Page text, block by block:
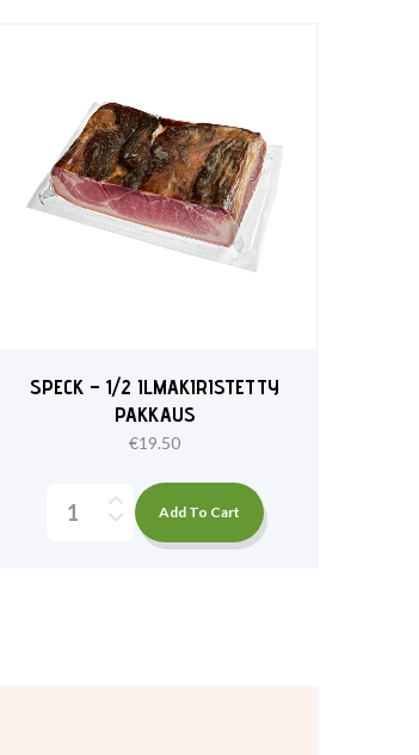
SPECK – 1/2 ILMAKIRISTETTY
PAKKAUS
€19.50
Add To Cart